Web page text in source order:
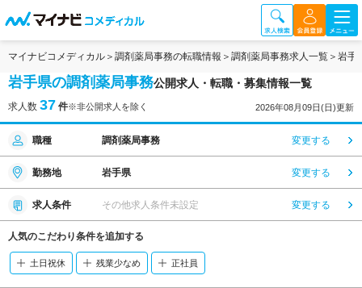
マイナビコメディカル 調剤薬局事務の転職情報 調剤薬局事務求人一覧 岩手
岩手県の調剤薬局事務公開求人・転職・募集情報一覧
求人数 37 件※非公開求人を除く 2026年08月09日(日)更新
職種 調剤薬局事務 変更する
勤務地 岩手県 変更する
求人条件 その他求人条件未設定 変更する
人気のこだわり条件を追加する
土日祝休 残業少なめ 正社員